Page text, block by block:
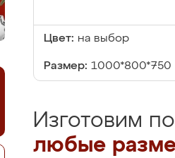
Цвет: на выбор
Размер: 1000*800*750
Изготовим
любые